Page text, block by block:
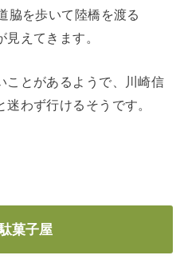
脇を歩いて陸橋を渡る
えてきます。
ことがあるようで、川崎信
わず行けるそうです。
菓子屋